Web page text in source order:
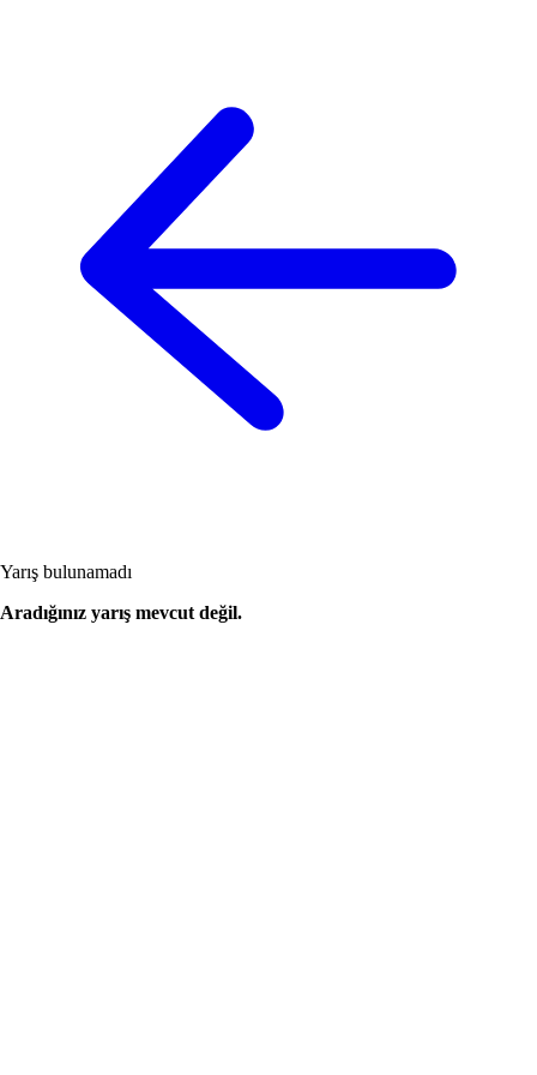
Yarış bulunamadı
Aradığınız yarış mevcut değil.